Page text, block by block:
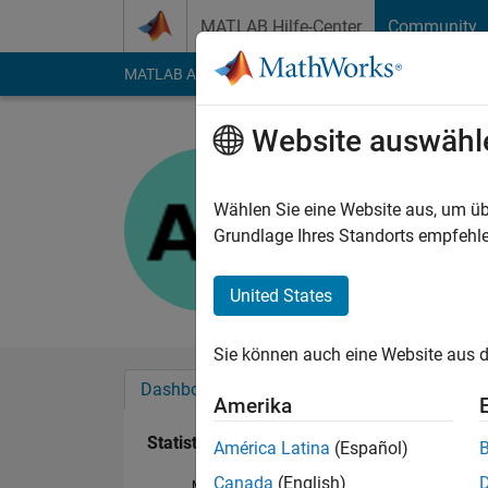
MATLAB Hilfe-Center Community
MATLAB Answers File Exchange Cody
Last seen: etwa ein
Followers:0
Dashboard
Statistik
Website
Wählen Sie eine Website aus, um
Grundlage Ihres Standorts
United States
Sie können auch eine Website aus
Amerika
América Latina (Español)
Canada (English)